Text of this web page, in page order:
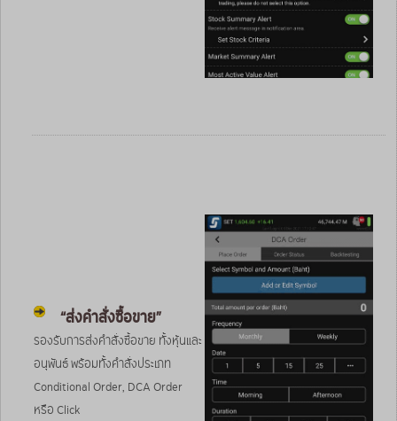
“ส่งคำสั่งซื้อขาย”
รองรับการส่งคำสั่งซื้อขาย ทั้งหุ้นและ
อนุพันธ์ พร้อมทั้งคำสั่งประเภท
Conditional Order, DCA Order
หรือ Click